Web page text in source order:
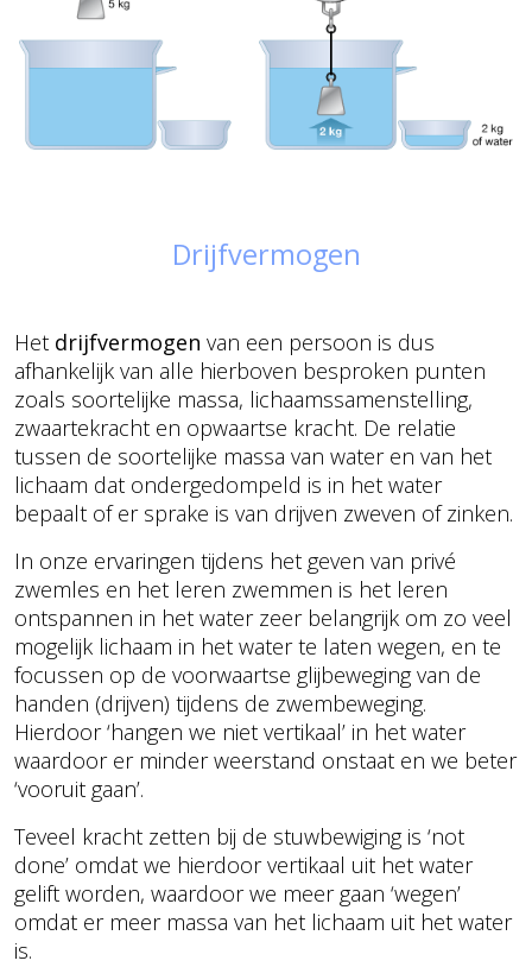
Drijfvermogen
Het drijfvermogen van een persoon is dus
afhankelijk van alle hierboven besproken punten
zoals soortelijke massa, lichaamssamenstelling,
zwaartekracht en opwaartse kracht. De relatie
tussen de soortelijke massa van water en van het
lichaam dat ondergedompeld is in het water
bepaalt of er sprake is van drijven zweven of zinken.
In onze ervaringen tijdens het geven van privé
zwemles en het leren zwemmen is het leren
ontspannen in het water zeer belangrijk om zo veel
mogelijk lichaam in het water te laten wegen, en te
focussen op de voorwaartse glijbeweging van de
handen (drijven) tijdens de zwembeweging.
Hierdoor ‘hangen we niet vertikaal’ in het water
waardoor er minder weerstand onstaat en we beter
‘vooruit gaan’.
Teveel kracht zetten bij de stuwbewiging is ‘not
done’ omdat we hierdoor vertikaal uit het water
gelift worden, waardoor we meer gaan ‘wegen’
omdat er meer massa van het lichaam uit het water
is.